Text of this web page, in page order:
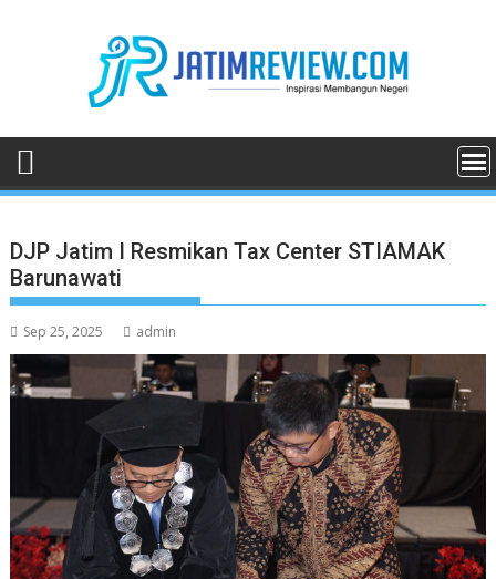
DJP Jatim I Resmikan Tax Center STIAMAK
Barunawati
Sep 25, 2025 admin